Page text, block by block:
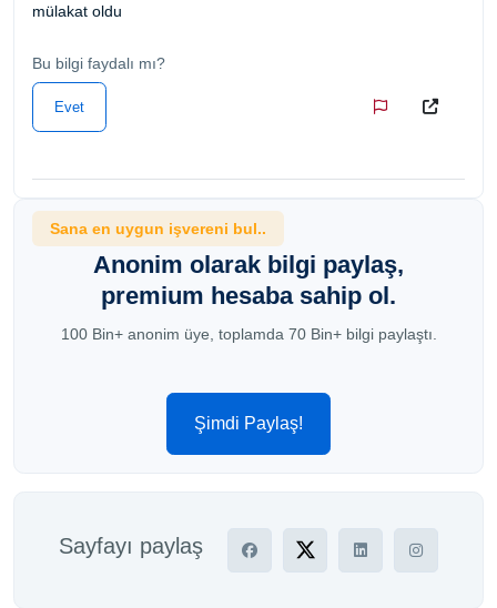
mülakat oldu
Bu bilgi faydalı mı?
Evet
Sana en uygun işvereni bul..
Anonim olarak bilgi paylaş,
premium hesaba sahip ol.
100 Bin+ anonim üye, toplamda 70 Bin+ bilgi paylaştı.
Şimdi Paylaş!
Sayfayı paylaş